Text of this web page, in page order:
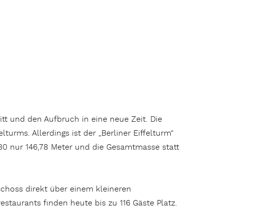
und den Aufbruch in eine neue Zeit. Die
Allerdings ist der „Berliner Eiffelturm“
nur 146,78 Meter und die Gesamtmasse statt
direkt über einem kleineren
finden heute bis zu 116 Gäste Platz.